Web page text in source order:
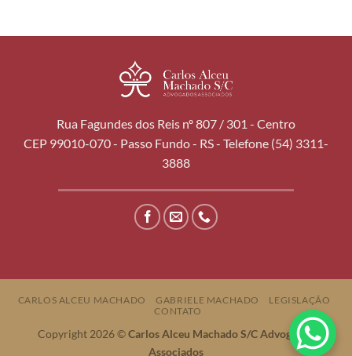
Rua Fagundes dos Reis nº 807 / 301 - Centro
CEP 99010-070 - Passo Fundo - RS - Telefone (54) 3311-
3888
CARLOS ALCEU MACHADO GABRIELE MACHADO
LEGISLAÇÃO
CONTATO
Copyright 2026 ©Carlos Alceu Machado S/C Advogados
Associados